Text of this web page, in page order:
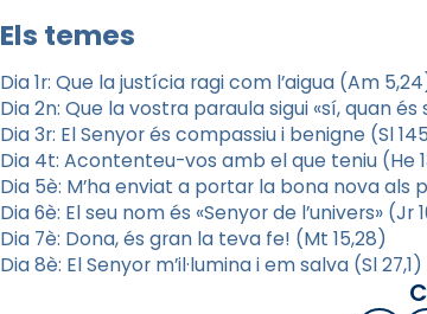
Els temes
Dia 1r: Que la justícia ragi com l’aigua (Am
Dia 2n: Que la vostra paraula sigui «sí, quan és
Dia 3r: El Senyor és compassiu i benigne (Sl
Dia 4t: Acontenteu-vos amb el que teniu (He
Dia 5è: M’ha enviat a portar la bona nova als
Dia 6è: El seu nom és «Senyor de l’univers» (Jr
Dia 7è: Dona, és gran la teva fe! (Mt 15,28)
Dia 8è: El Senyor m’il·lumina i em salva (Sl 27,1)